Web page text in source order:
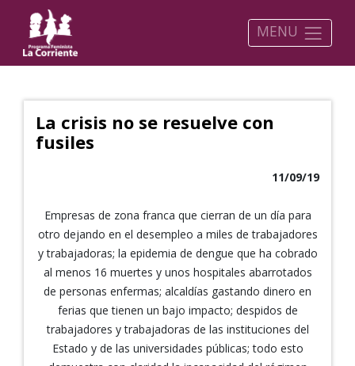
MENU
La crisis no se resuelve con
fusiles
11/09/19
Empresas de zona franca que cierran de un día para
otro dejando en el desempleo a miles de trabajadores
y trabajadoras; la epidemia de dengue que ha cobrado
al menos 16 muertes y unos hospitales abarrotados
de personas enfermas; alcaldías gastando dinero en
ferias que tienen un bajo impacto; despidos de
trabajadores y trabajadoras de las instituciones del
Estado y de las universidades públicas; todo esto